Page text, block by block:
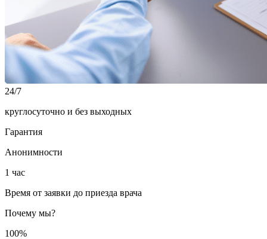
24/7
круглосуточно и без выходных
Гарантия
Анонимности
1 час
Время от заявки до приезда врача
Почему мы?
100%